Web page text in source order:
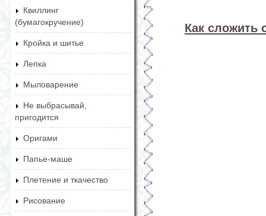
Квиллинг
(бумагокручение)
Кройка и шитье
Лепка
Мыловарение
Не выбрасывай,
пригодится
Оригами
Папье-маше
Плетение и ткачество
Рисование
Как сложить